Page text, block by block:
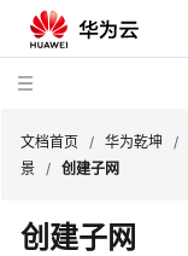
安
全
文档首页 / 华为乾坤 /
景 / 创建子网
创建子网